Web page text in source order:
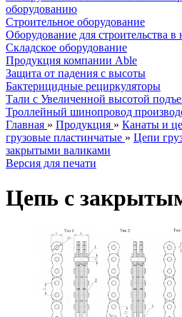
оборудованию
Строительное оборудование
Оборудование для строительства в
Складское оборудование
Продукция компании Able
Защита от падения с высоты
Бактерицидные рециркуляторы
Тали с Увеличенной высотой
Троллейный шинопровод
Главная » Продукция » Канаты и
грузовые пластинчатые » Цепи
закрытыми валиками
Версия для печати
Цепь с